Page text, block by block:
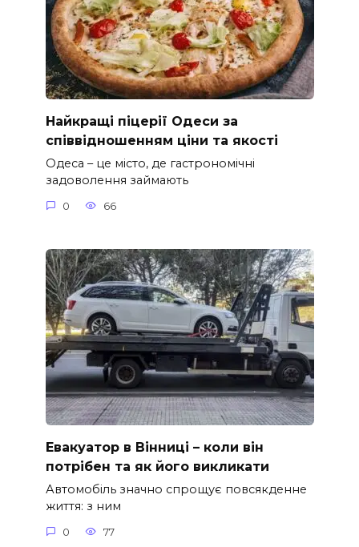
Найкращі піцерії Одеси за
співвідношенням ціни та якості
Одеса – це місто, де гастрономічні
задоволення займають
0 66
Евакуатор в Вінниці – коли він
потрібен та як його викликати
Автомобіль значно спрощує повсякденне
життя: з ним
0 77